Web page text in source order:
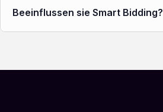
Beeinflussen sie Smart Bidding?